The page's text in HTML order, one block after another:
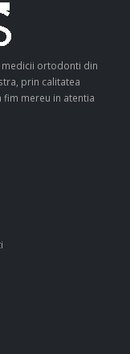
medicii ortodonti din
prin calitatea
mereu in atentia